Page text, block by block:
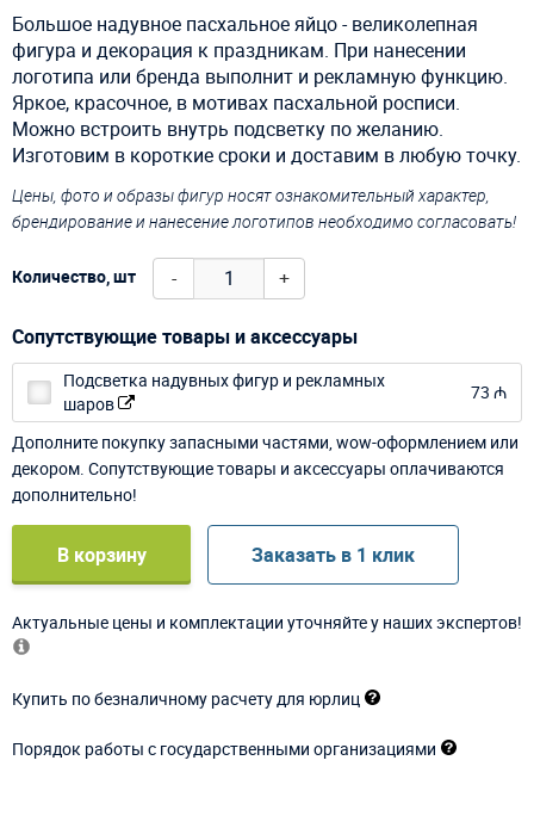
Большое надувное пасхальное яйцо - великолепная
фигура и декорация к праздникам. При нанесении
логотипа или бренда выполнит и рекламную функцию.
Яркое, красочное, в мотивах пасхальной росписи.
Можно встроить внутрь подсветку по желанию.
Изготовим в короткие сроки и доставим в любую точку.
Цены, фото и образы фигур носят ознакомительный характер,
брендирование и нанесение логотипов необходимо согласовать!
Количество, шт - +
Сопутствующие товары и аксессуары
Подсветка надувных фигур и рекламных
шаров
73 ₼
Дополните покупку запасными частями, wow-оформлением или
декором. Сопутствующие товары и аксессуары оплачиваются
дополнительно!
В корзину Заказать в 1 клик
Актуальные цены и комплектации уточняйте у наших экспертов!
Купить по безналичному расчету для юрлиц
Порядок работы с государственными организациями